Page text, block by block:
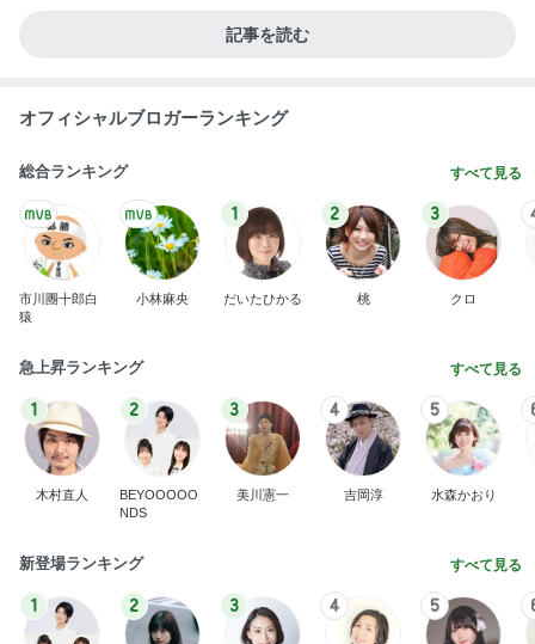
記事を読む
オフィシャルブロガーランキング
総合ランキング すべて見る
市川團十郎白
猿
小林麻央
1
だいたひかる
2
桃
3
クロ
急上昇ランキング すべて見る
1
木村直人
2
BEYOOOOO
NDS
3
美川憲一
4
吉岡淳
5
水森かおり
新登場ランキング すべて見る
1 2 3 4 5